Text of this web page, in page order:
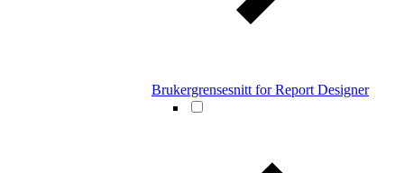
Brukergrensesnitt for Report Designer